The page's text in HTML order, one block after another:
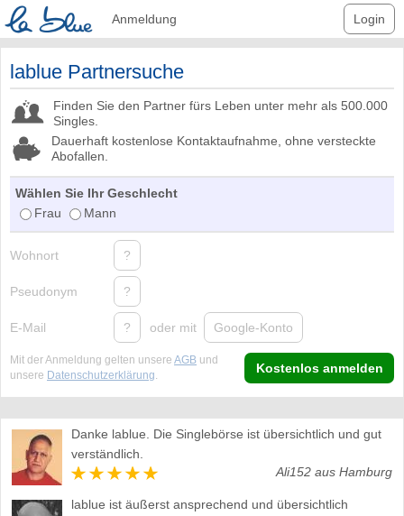
Anmeldung Login
lablue Partnersuche
Finden Sie den Partner fürs Leben unter mehr als 500.000
Singles.
Dauerhaft kostenlose Kontaktaufnahme, ohne versteckte
Abofallen.
Wählen Sie Ihr Geschlecht
Frau
Mann
Wohnort ?
Pseudonym ?
E-Mail ? oder mit Google-Konto
Mit der Anmeldung gelten unsere AGB und
unsere Datenschutzerklärung. Kostenlos anmelden
Danke lablue. Die Singlebörse ist übersichtlich und gut
verständlich.
Ali152 aus Hamburg
lablue ist äußerst ansprechend und übersichtlich